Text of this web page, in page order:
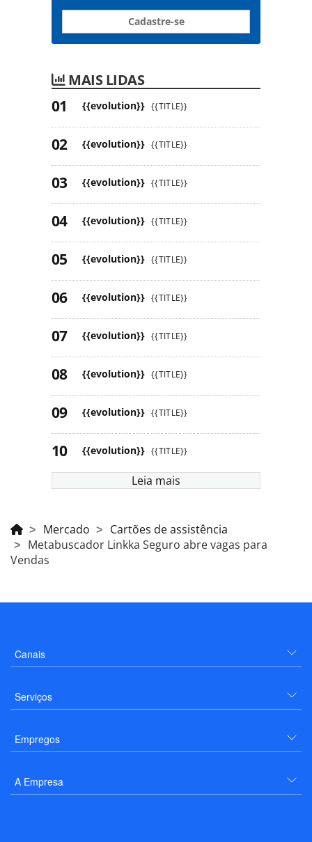
Cadastre-se
MAIS LIDAS
{{evolution}} {{TITLE}}
{{evolution}} {{TITLE}}
{{evolution}} {{TITLE}}
{{evolution}} {{TITLE}}
{{evolution}} {{TITLE}}
{{evolution}} {{TITLE}}
{{evolution}} {{TITLE}}
{{evolution}} {{TITLE}}
{{evolution}} {{TITLE}}
{{evolution}} {{TITLE}}
Leia mais
Mercado
Cartões de assistência
Metabuscador Linkka Seguro abre vagas para
Vendas
Canais
Serviços
Empregos
A Empresa